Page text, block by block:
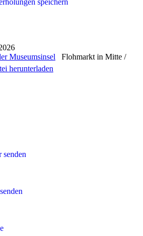
speichern
Museumsinsel Flohmarkt in Mitte /